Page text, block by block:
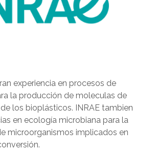
experiencia en procesos de
la producción de moleculas de
los bioplásticos. INRAE tambien
en ecología microbiana para la
microorganismos implicados en